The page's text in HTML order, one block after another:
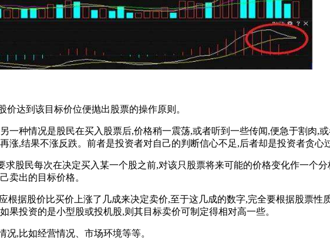
达到该目标价位便抛出股票的操作原则。
情况是股民在买入股票后,价格稍一震荡,或者听到一些传闻,便急于割肉,
,结果不涨反跌。前者是投资者对自己的判断信心不足,后者却是投资者贪心
民每次在决定买入某一个股之前,对该只股票将来可能的价格变化作一个分
卖出的目标价格。
股价比买价上涨了几成来决定卖价,至于这几成的数字,完全要根据股票性
投资的是小型股或投机股,则其目标卖价可制定得相对高一些。
,比如经营情况、市场环境等等。